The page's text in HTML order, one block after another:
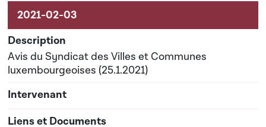
Avis du Syndicat des Villes et Communes
luxembourgeoises (25.1.2021)